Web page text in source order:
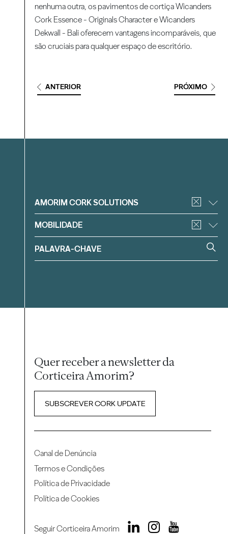
nenhuma outra, os pavimentos de cortiça Wicanders
Cork Essence - Originals Character e Wicanders
Dekwall - Bali oferecem vantagens incomparáveis, que
são cruciais para qualquer espaço de escritório.
ANTERIOR PRÓXIMO
Filtrar
AMORIM CORK SOLUTIONS
MOBILIDADE
Quer receber a newsletter da
Corticeira Amorim?
SUBSCREVER CORK UPDATE
Canal de Denúncia
Termos e Condições
Política de Privacidade
Política de Cookies
Seguir Corticeira Amorim